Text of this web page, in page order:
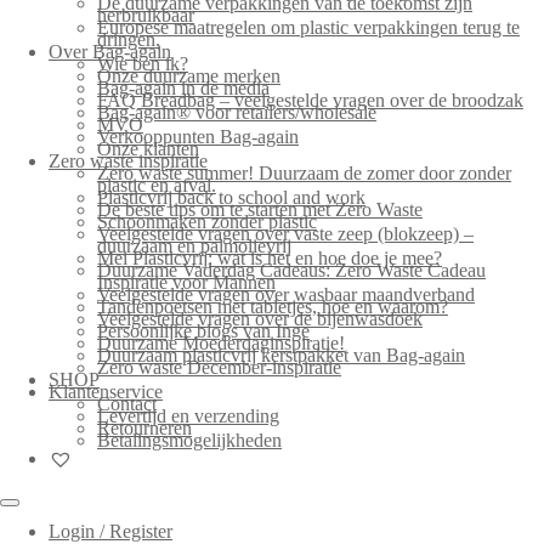
herbruikbaar
Europese maatregelen om plastic verpakkingen terug te
dringen.
Over Bag-again
Wie ben ik?
Onze duurzame merken
Bag-again in de media
FAQ Breadbag – veelgestelde vragen over de broodzak
Bag-again® voor retailers/wholesale
MVO
Verkooppunten Bag-again
Onze klanten
Zero waste inspiratie
Zero waste summer! Duurzaam de zomer door zonder
plastic en afval.
Plasticvrij back to school and work
De beste tips om te starten met Zero Waste
Schoonmaken zonder plastic
Veelgestelde vragen over vaste zeep (blokzeep) –
duurzaam en palmolievrij
Mei Plasticvrij: wat is het en hoe doe je mee?
Duurzame Vaderdag Cadeaus: Zero Waste Cadeau
Inspiratie voor Mannen
Veelgestelde vragen over wasbaar maandverband
Tandenpoetsen met tabletjes, hoe en waarom?
Veelgestelde vragen over de bijenwasdoek
Persoonlijke blogs van Inge
Duurzame Moederdaginspiratie!
Duurzaam plasticvrij kerstpakket van Bag-again
Zero waste December-inspiratie
SHOP
Klantenservice
Contact
Levertijd en verzending
Retourneren
Betalingsmogelijkheden
Login / Register